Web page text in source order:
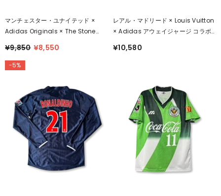
マンチェスター・ユナイテッド ×
Adidas Originals × The Stone
ャツ
¥9,850 ¥8,550
レアル・マドリード × Louis Vuitton
× Adidas アウェイジャージ コラボ
¥10,580
-5%